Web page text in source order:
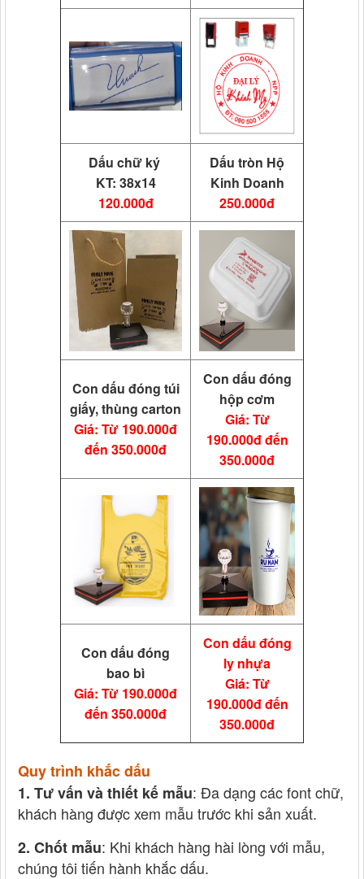
Dấu chữ ký
KT: 38x14
120.000đ
Dấu tròn Hộ
Kinh Doanh
250.000đ
Con dấu đóng túi
giấy, thùng carton
Giá: Từ 190.000đ
đến 350.000đ
Con dấu đóng
hộp cơm
Giá: Từ
190.000đ đến
350.000đ
Con dấu đóng
bao bì
Giá: Từ 190.000đ
đến 350.000đ
Con dấu đóng
ly nhựa
Giá: Từ
190.000đ đến
350.000đ
Quy trình khắc dấu
1. Tư vấn và thiết kế mẫu: Đa dạng các font chữ,
khách hàng được xem mẫu trước khi sản xuất.
2. Chốt mẫu: Khi khách hàng hài lòng với mẫu,
chúng tôi tiến hành khắc dấu.